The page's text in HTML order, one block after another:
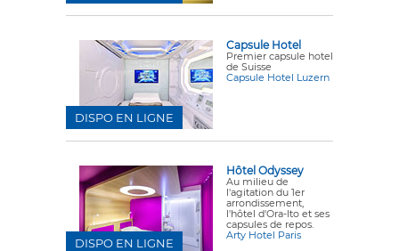
Capsule Hotel
Premier capsule hotel
de Suisse
Capsule Hotel Luzern
DISPO EN LIGNE
Hôtel Odyssey
Au milieu de
l'agitation du 1er
arrondissement,
l'hôtel d'Ora-Ito et ses
capsules de repos.
Arty Hotel Paris
DISPO EN LIGNE